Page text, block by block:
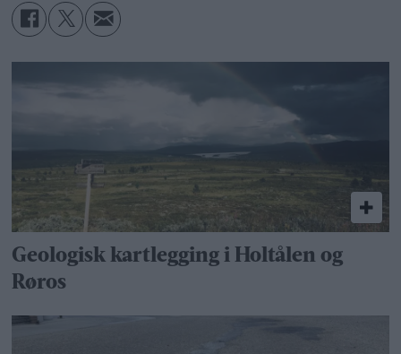
Geologisk kartlegging i Holtålen og
Røros